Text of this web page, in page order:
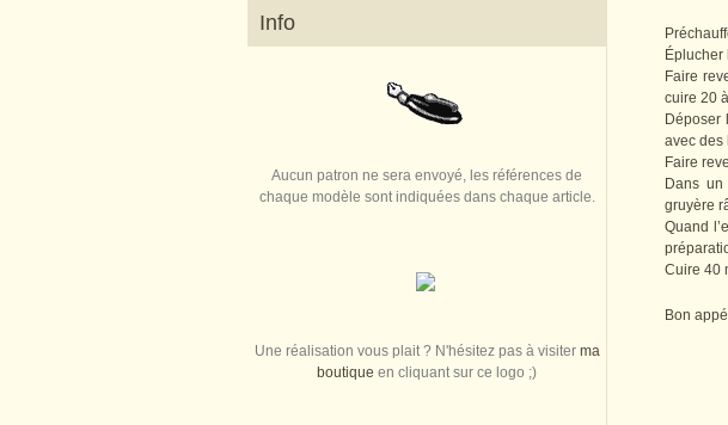
Info
Aucun patron ne sera envoyé, les références de
chaque modèle sont indiquées dans chaque article.
Une réalisation vous plait ? N'hésitez pas à visiter ma
boutique en cliquant sur ce logo ;)
Éplucher
Faire
cuire 20
Déposer
avec des
Faire
Dans
gruyère
Quand
Cuire 40
Bon